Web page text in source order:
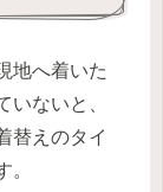
地へ着いた
ないと、
替えのタイ
。